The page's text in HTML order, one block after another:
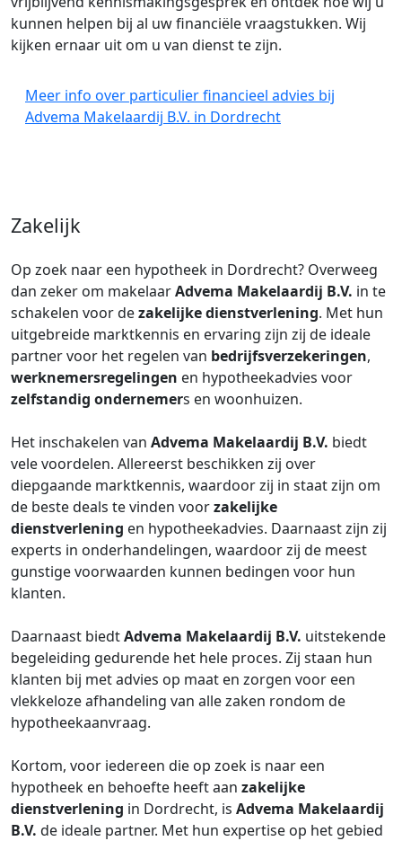
kunnen helpen bij al uw financiële vraagstukken. Wij
kijken ernaar uit om u van dienst te zijn.
Meer info over particulier financieel advies bij
Advema Makelaardij B.V. in Dordrecht
Zakelijk
Op zoek naar een hypotheek in Dordrecht? Overweeg
dan zeker om makelaarAdvema Makelaardij B.V. in te
schakelen voor dezakelijke dienstverlening. Met hun
uitgebreide marktkennis en ervaring zijn zij de ideale
partner voor het regelen van bedrijfsverzekeringen,
werknemersregelingen en hypotheekadvies voor
zelfstandig ondernemers en woonhuizen.
Het inschakelen van Advema Makelaardij B.V. biedt
vele voordelen. Allereerst beschikken zij over
diepgaande marktkennis, waardoor zij in staat zijn om
de beste deals te vinden voorzakelijke
dienstverlening en hypotheekadvies. Daarnaast zijn zij
experts in onderhandelingen, waardoor zij de meest
gunstige voorwaarden kunnen bedingen voor hun
klanten.
Daarnaast biedtAdvema Makelaardij B.V. uitstekende
begeleiding gedurende het hele proces. Zij staan hun
klanten bij met advies op maat en zorgen voor een
vlekkeloze afhandeling van alle zaken rondom de
hypotheekaanvraag.
Kortom, voor iedereen die op zoek is naar een
hypotheek en behoefte heeft aan zakelijke
dienstverlening in Dordrecht, is Advema Makelaardij
B.V. de ideale partner. Met hun expertise op het gebied